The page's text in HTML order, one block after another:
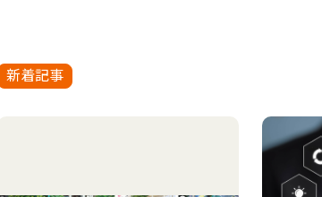
新着記事